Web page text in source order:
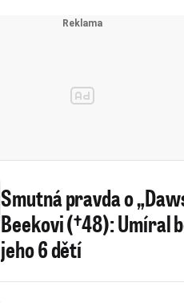
Smutná pravda o
Beekovi (†48): Umíral
jeho 6 dětí